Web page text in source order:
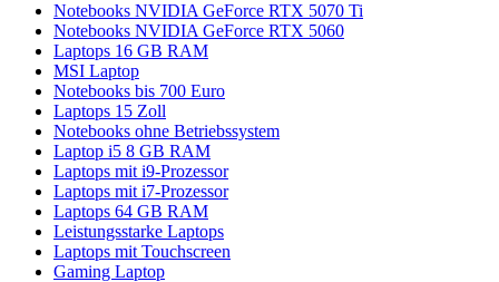
Notebooks NVIDIA GeForce RTX 5070 Ti
Notebooks NVIDIA GeForce RTX 5060
Laptops 16 GB RAM
MSI Laptop
Notebooks bis 700 Euro
Laptops 15 Zoll
Notebooks ohne Betriebssystem
Laptop i5 8 GB RAM
Laptops mit i9-Prozessor
Laptops mit i7-Prozessor
Laptops 64 GB RAM
Leistungsstarke Laptops
Laptops mit Touchscreen
Gaming Laptop